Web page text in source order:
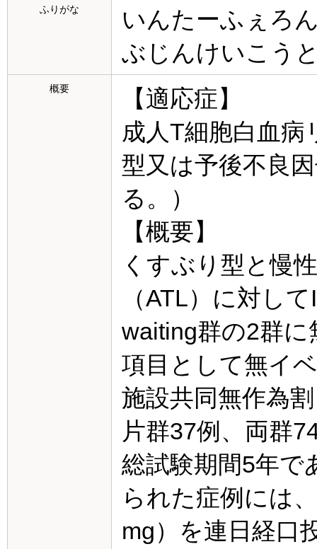
ふりがな
いんたーふぇろ
ぶじんけいこう
概要
【適応症】
成人T細胞白血
型又は予後不良
る。）
【概要】
くすぶり型と慢
（ATL）に対し
waiting群の2群
項目として無イ
施設共同無作為
片群37例、両群
総試験期間5年で
られた症例には
mg）を連日経口